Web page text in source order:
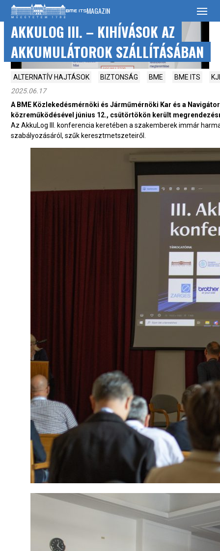
CONTENT
MAGAZIN
AKKULOG III. – KIHÍVÁSOK AZ
AKKUMULÁTOROK SZÁLLÍTÁSÁBAN
ALTERNATÍV HAJTÁSOK BIZTONSÁG BME BME ITS
2025.06.17
A BME Közlekedésmérnöki és Járműmérnöki Kar és a
közreműködésével június 12., csütörtökön került
Az AkkuLog III. konferencia keretében a szakemberek immár
szabályozásáról, szűk keresztmetszeteiről.